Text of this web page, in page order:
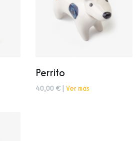
Perrito
40,00 € | Ver más